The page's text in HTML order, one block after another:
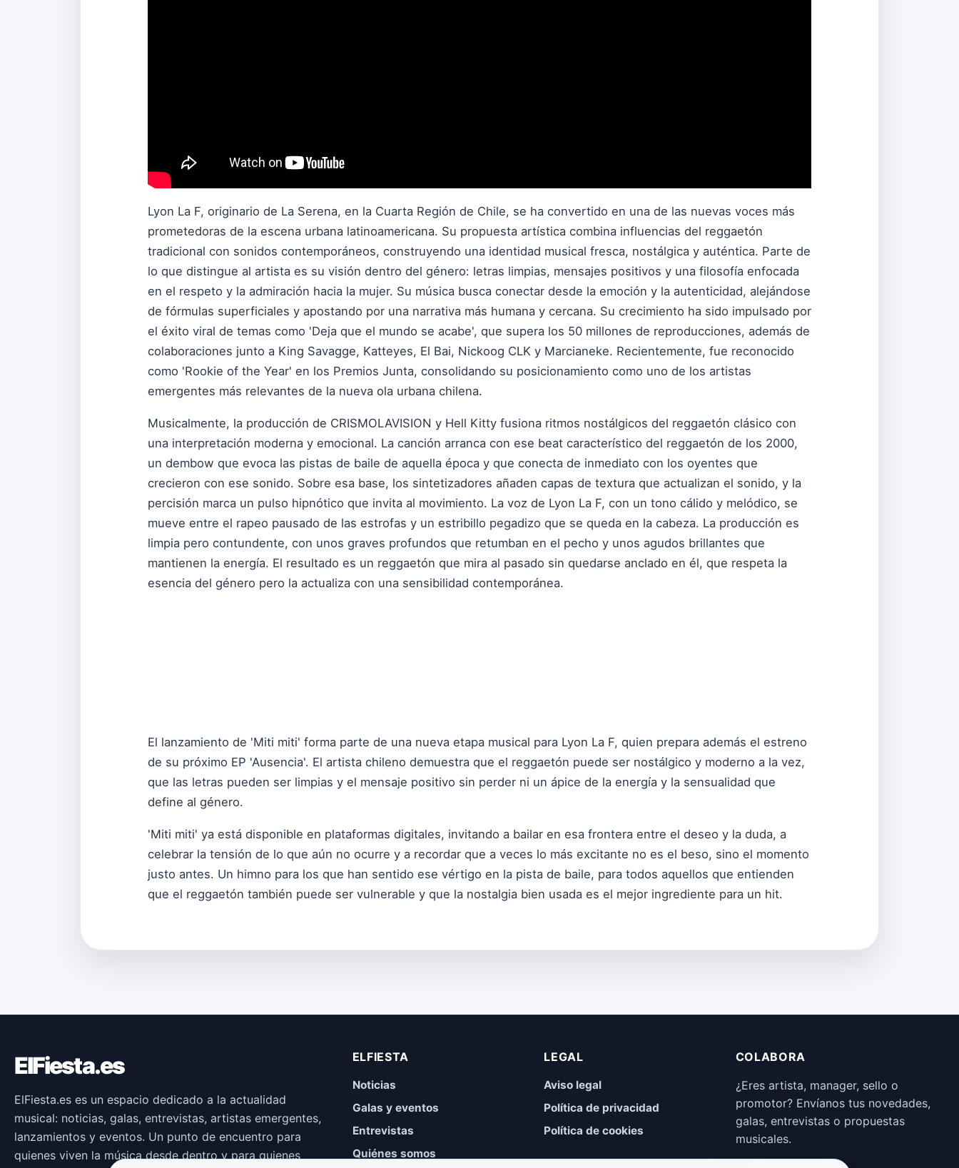
Lyon La F, originario de La Serena, en la Cuarta Región de Chile, se ha convertido en una de las nuevas voces más
prometedoras de la escena urbana latinoamericana. Su propuesta artística combina influencias del reggaetón
tradicional con sonidos contemporáneos, construyendo una identidad musical fresca, nostálgica y auténtica. Parte de
lo que distingue al artista es su visión dentro del género: letras limpias, mensajes positivos y una filosofía enfocada
en el respeto y la admiración hacia la mujer. Su música busca conectar desde la emoción y la autenticidad, alejándose
de fórmulas superficiales y apostando por una narrativa más humana y cercana. Su crecimiento ha sido impulsado por
el éxito viral de temas como 'Deja que el mundo se acabe', que supera los 50 millones de reproducciones, además de
colaboraciones junto a King Savagge, Katteyes, El Bai, Nickoog CLK y Marcianeke. Recientemente, fue reconocido
como 'Rookie of the Year' en los Premios Junta, consolidando su posicionamiento como uno de los artistas
emergentes más relevantes de la nueva ola urbana chilena.
Musicalmente, la producción de CRISMOLAVISION y Hell Kitty fusiona ritmos nostálgicos del reggaetón clásico con
una interpretación moderna y emocional. La canción arranca con ese beat característico del reggaetón de los 2000,
un dembow que evoca las pistas de baile de aquella época y que conecta de inmediato con los oyentes que
crecieron con ese sonido. Sobre esa base, los sintetizadores añaden capas de textura que actualizan el sonido, y la
percisión marca un pulso hipnótico que invita al movimiento. La voz de Lyon La F, con un tono cálido y melódico, se
mueve entre el rapeo pausado de las estrofas y un estribillo pegadizo que se queda en la cabeza. La producción es
limpia pero contundente, con unos graves profundos que retumban en el pecho y unos agudos brillantes que
mantienen la energía. El resultado es un reggaetón que mira al pasado sin quedarse anclado en él, que respeta la
esencia del género pero la actualiza con una sensibilidad contemporánea.
El lanzamiento de 'Miti miti' forma parte de una nueva etapa musical para Lyon La F, quien prepara además el estreno
de su próximo EP 'Ausencia'. El artista chileno demuestra que el reggaetón puede ser nostálgico y moderno a la vez,
que las letras pueden ser limpias y el mensaje positivo sin perder ni un ápice de la energía y la sensualidad que
define al género.
'Miti miti' ya está disponible en plataformas digitales, invitando a bailar en esa frontera entre el deseo y la duda, a
celebrar la tensión de lo que aún no ocurre y a recordar que a veces lo más excitante no es el beso, sino el momento
justo antes. Un himno para los que han sentido ese vértigo en la pista de baile, para todos aquellos que entienden
que el reggaetón también puede ser vulnerable y que la nostalgia bien usada es el mejor ingrediente para un hit.
ElFiesta.es
ElFiesta.es es un espacio dedicado a la actualidad
musical: noticias, galas, entrevistas, artistas emergentes,
lanzamientos y eventos. Un punto de encuentro para
quienes viven la música desde dentro y para quienes
ELFIESTA
Noticias
Galas y eventos
Entrevistas
Quiénes somos
LEGAL
Aviso legal
Política de privacidad
Política de cookies
COLABORA
¿Eres artista, manager, sello o
promotor? Envíanos tus novedades,
galas, entrevistas o propuestas
musicales.